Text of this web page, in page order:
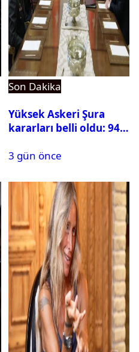
Son Dakika
Yüksek Askeri Şura
kararları belli oldu: 94
3 gün önce